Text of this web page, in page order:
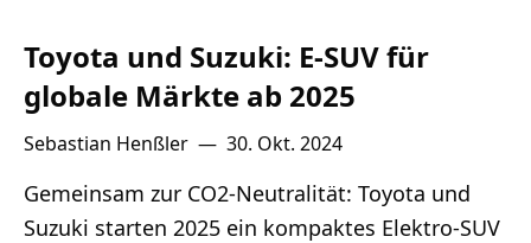
Toyota und Suzuki: E-SUV für
globale Märkte ab 2025
Sebastian Henßler — 30. Okt. 2024
Gemeinsam zur CO2-Neutralität: Toyota und
Suzuki starten 2025 ein kompaktes Elektro-SUV